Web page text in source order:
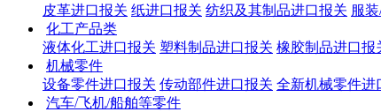
皮革进口报关 纸进口报关 纺织及其制品进口报关 服
化工产品类
液体化工进口报关 塑料制品进口报关 橡胶制品进口报
机械零件
设备零件进口报关 传动部件进口报关 全新机械零件进
汽车/飞机/船舶等零件